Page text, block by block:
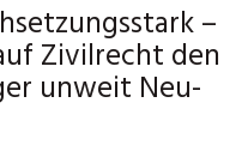
–
Zivilrecht den
unweit Neu-